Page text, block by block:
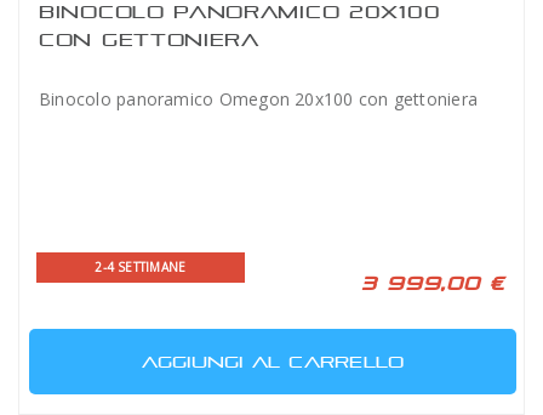
BINOCOLO PANORAMICO 20X100
CON GETTONIERA
Binocolo panoramico Omegon 20x100 con gettoniera
2-4 SETTIMANE
3 999,00 €
AGGIUNGI AL CARRELLO